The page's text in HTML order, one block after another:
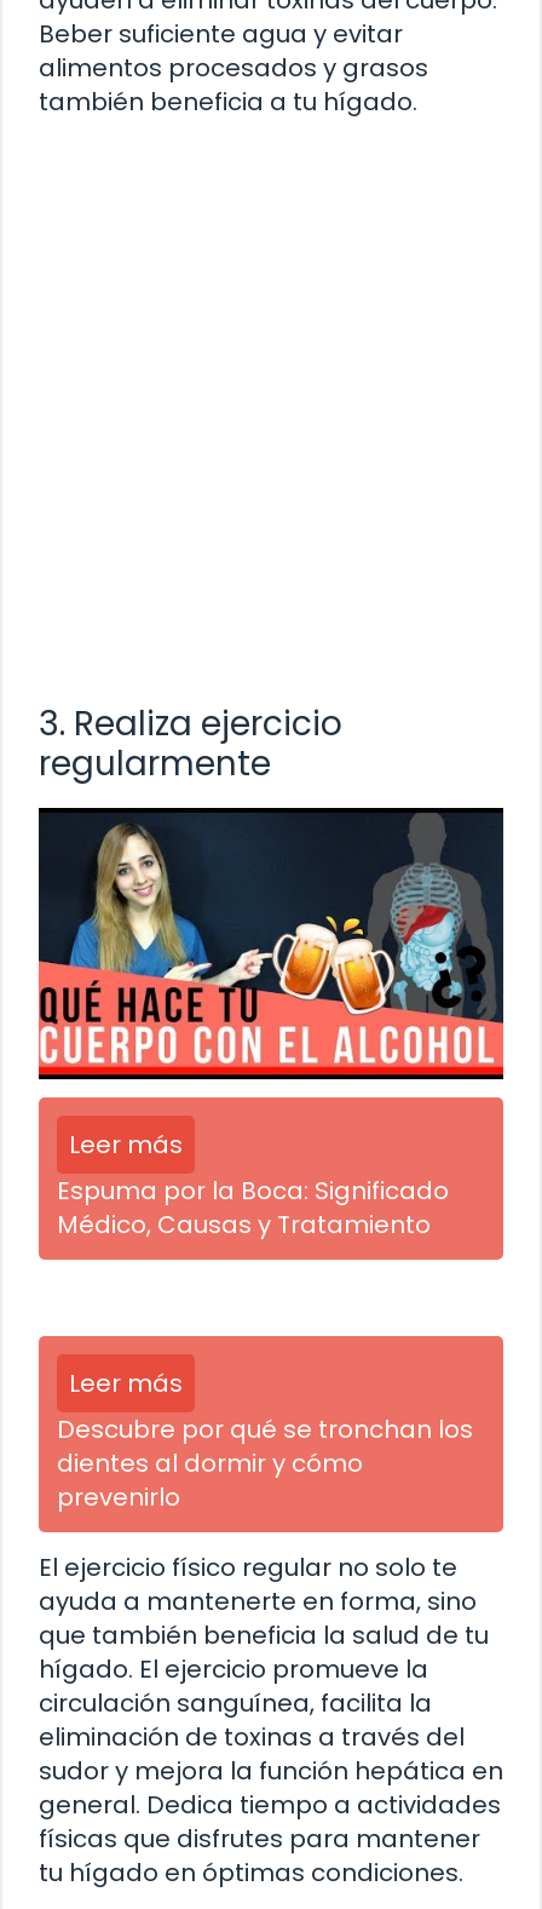
Beber suficiente agua y evitar
alimentos procesados y grasos
también beneficia a tu hígado.
3. Realiza ejercicio
regularmente
Leer más
Espuma por la Boca: Significado
Médico, Causas y Tratamiento
Leer más
Descubre por qué se tronchan los
dientes al dormir y cómo
prevenirlo
El ejercicio físico regular no solo te
ayuda a mantenerte en forma, sino
que también beneficia la salud de tu
hígado. El ejercicio promueve la
circulación sanguínea, facilita la
eliminación de toxinas a través del
sudor y mejora la función hepática en
general. Dedica tiempo a actividades
físicas que disfrutes para mantener
tu hígado en óptimas condiciones.